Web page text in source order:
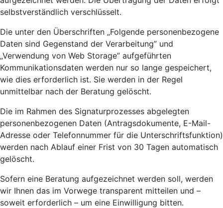
selbstverständlich verschlüsselt.
Die unter den Überschriften „Folgende personenbezogene
Daten sind Gegenstand der Verarbeitung” und
„Verwendung von Web Storage” aufgeführten
Kommunikationsdaten werden nur so lange gespeichert,
wie dies erforderlich ist. Sie werden in der Regel
unmittelbar nach der Beratung gelöscht.
Die im Rahmen des Signaturprozesses abgelegten
personenbezogenen Daten (Antragsdokumente, E-Mail-
Adresse oder Telefonnummer für die Unterschriftsfunktion)
werden nach Ablauf einer Frist von 30 Tagen automatisch
gelöscht.
Sofern eine Beratung aufgezeichnet werden soll, werden
wir Ihnen das im Vorwege transparent mitteilen und –
soweit erforderlich – um eine Einwilligung bitten.